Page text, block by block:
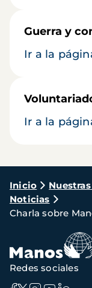
Guerra y
Ir a la
Ir a la
Ruta
de
Inicio
Noticias
Charla sobre
Redes sociales